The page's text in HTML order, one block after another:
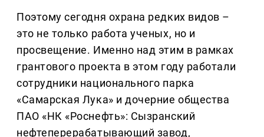
Поэтому сегодня охрана редких видов –
это не только работа ученых, но и
просвещение. Именно над этим в рамках
грантового проекта в этом году работали
сотрудники национального парка
«Самарская Лука» и дочерние общества
ПАО «НК «Роснефть»: Сызранский
нефтеперерабатывающий завод,